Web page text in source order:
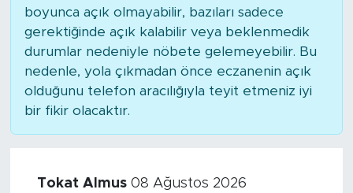
boyunca açık olmayabilir, bazıları sadece
gerektiğinde açık kalabilir veya beklenmedik
durumlar nedeniyle nöbete gelemeyebilir. Bu
nedenle, yola çıkmadan önce eczanenin açık
olduğunu telefon aracılığıyla teyit etmeniz iyi
bir fikir olacaktır.
Tokat Almus08 Ağustos 2026
Foto Şaka
Politika